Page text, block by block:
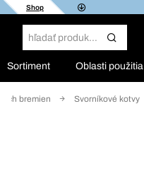
Shop
Sortiment Oblasti použitia
bremien Svorníkové kotvy